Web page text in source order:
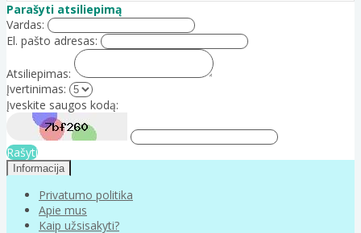
Parašyti atsiliepimą
Vardas:
El. pašto adresas:
Atsiliepimas:
Įvertinimas:
Įveskite saugos kodą:
Rašyti
Informacija
Privatumo politika
Apie mus
Kaip užsisakyti?